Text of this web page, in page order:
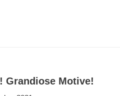
Grandiose Motive!